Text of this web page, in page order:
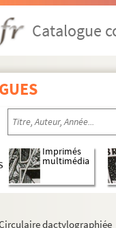
Catalogue
Imprimés
multimédia
Circulaire dactylographiée